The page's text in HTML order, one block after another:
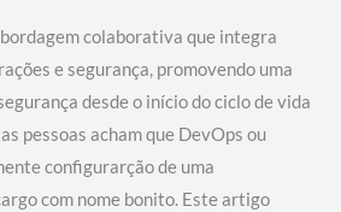
colaborativa que integra
e segurança, promovendo uma
desde o início do ciclo de vida
pessoas acham que DevOps ou
configurarção de uma
com nome bonito. Este artigo